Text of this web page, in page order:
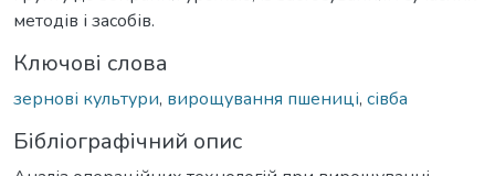
методів і засобів.
Ключові слова
зернові культури, вирощування пшениці, сівба
Бібліографічний опис